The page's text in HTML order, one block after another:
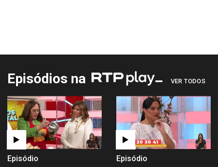
Episódios na VER TODOS
Episódio Episódio